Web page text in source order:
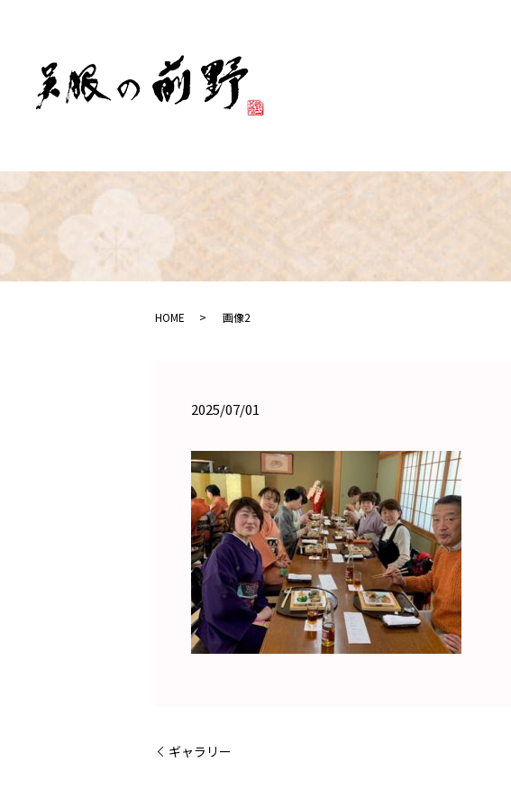
HOME 画像2
2025/07/01
ギャラリー